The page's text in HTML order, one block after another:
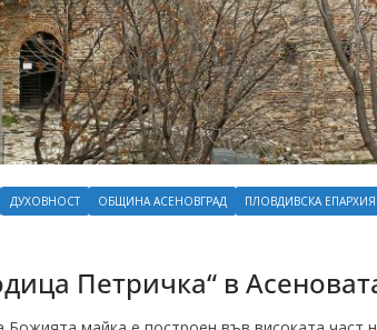
ДУХОВНОСТ ОБЩИНА АСЕНОВГРАД ПЛОВДИВСКА ЕПАРХИЯ
Петричка“ в